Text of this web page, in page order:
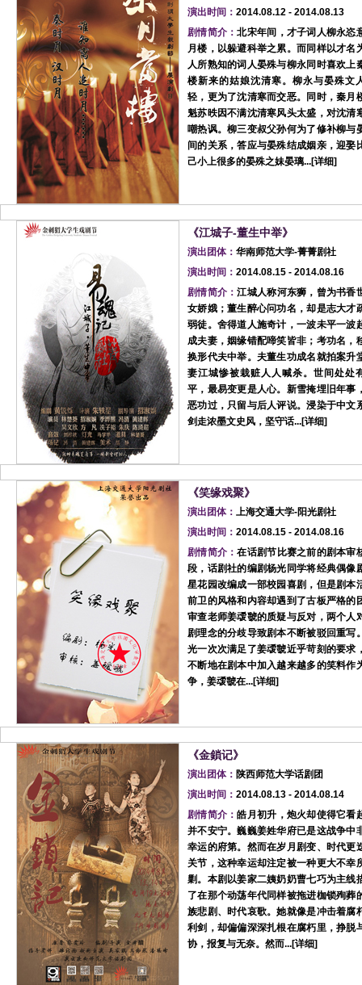
演出时间： 2014.08.12 - 2014.08.13
剧情简介：北宋年间，才子词人柳永恣
月楼，以躲避科举之累。而同样以才名
人所熟知的词人晏殊与柳永同时喜欢上
楼新来的姑娘沈清寒。柳永与晏殊文
轻，更为了沈清寒而交恶。同时，秦月
魁苏昳因不满沈清寒风头太盛，对沈清
嘲热讽。柳三变叔父孙何为了修补柳与
间的关系，答应与晏殊结成姻亲，迎娶
己小上很多的晏殊之妹晏璃...[详细]
《江城子-董生中举》
演出团体： 华南师范大学-菁菁剧社
演出时间： 2014.08.15 - 2014.08.16
剧情简介：江城人称河东狮，曾为书香
女娇娥；董生醉心问功名，却是志大才
弱徒。舍得道人施奇计，一波未平一波
成夫妻，姻缘错配啼笑皆非；考功名，
换形代夫中举。夫董生功成名就拍案升
妻江城惨被栽赃人人喊杀。世间处处
平，最易变更是人心。新雪掩埋旧年事
恶功过，只留与后人评说。浸染于中文
剑走浓墨文史风，坚守话...[详细]
《笑缘戏聚》
演出团体： 上海交通大学-阳光剧社
演出时间： 2014.08.15 - 2014.08.16
剧情简介：在话剧节比赛之前的剧本审
段，话剧社的编剧杨光同学将经典偶像
星花园改编成一部校园喜剧，但是剧本
前卫的风格和内容却遇到了古板严格的
审查老师姜叆虢的质疑与反对，两个人
剧理念的分歧导致剧本不断被驳回重写
光一次次满足了姜叆虢近乎苛刻的要求
不断地在剧本中加入越来越多的笑料作
争，姜叆虢在...[详细]
《金鎖记》
演出团体： 陕西师范大学话剧团
演出时间： 2014.08.13 - 2014.08.14
剧情简介：皓月初升，炮火却使得它看
并不安宁。巍巍姜姓华府已是这战争中
幸运的府第。然而在岁月剧变、时代更
关节，这种幸运却注定被一种更大不幸
剿。本剧以姜家二姨奶奶曹七巧为主线
了在那个动荡年代同样被拖进枷锁殉葬
族悲剧、时代哀歌。她就像是冲击着腐
利剑，却偏偏深深扎根在腐朽里，挣脱
协，报复与无奈。然而...[详细]